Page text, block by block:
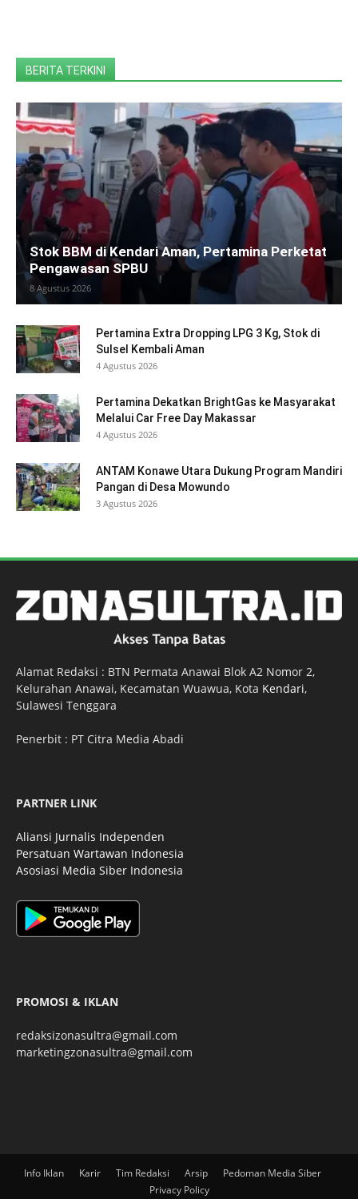
BERITA TERKINI
Stok BBM di Kendari Aman, Pertamina Perketat
Pengawasan SPBU
8 Agustus 2026
Pertamina Extra Dropping LPG 3 Kg, Stok di
Sulsel Kembali Aman
4 Agustus 2026
Pertamina Dekatkan BrightGas ke Masyarakat
Melalui Car Free Day Makassar
4 Agustus 2026
ANTAM Konawe Utara Dukung Program Mandiri
Pangan di Desa Mowundo
3 Agustus 2026
Alamat Redaksi : BTN Permata Anawai Blok A2 Nomor 2,
Kelurahan Anawai, Kecamatan Wuawua, Kota Kendari,
Sulawesi Tenggara
Penerbit : PT Citra Media Abadi
PARTNER LINK
Aliansi Jurnalis Independen
Persatuan Wartawan Indonesia
Asosiasi Media Siber Indonesia
PROMOSI & IKLAN
redaksizonasultra@gmail.com
marketingzonasultra@gmail.com
Info Iklan Karir Tim Redaksi Arsip
Pedoman Media Siber
Privacy Policy